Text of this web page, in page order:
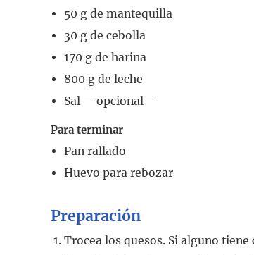
50 g de mantequilla
30 g de cebolla
170 g de harina
800 g de leche
Sal —opcional—
Para terminar
Pan rallado
Huevo para rebozar
Preparación
Trocea los quesos. Si alguno